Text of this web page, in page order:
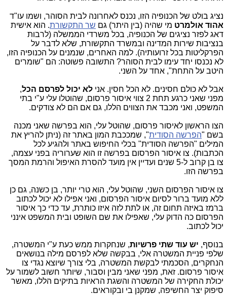
נציג בולט של הכנופיה הזו, נכנס לאחרונה לבית הסוהר, ושמו עו"ד
אהוד אולמרט מי שהיה (בין היתר) גם שר התקשורת. הוא אישית
דאג לפזר נציגים של הכנופיה, בכל משרדי הממשלה (לרבות
בנציבות שירות המדינה ובמשרד התקשורת, שלא לדבר על
הפרקליטות בכל זרועותיה). למה האחרים, שנמנים על הכנופיה הזו,
לא נכנסו יחד עימו לבית הסוהר? התשובה פשוטה: הם "שומרים
היטב על התחת", אחד על השני.
אבל לא כולם חסינים. לא הכל חסין. אני לא יכול לפרסם הכל,
מפני שאני כרגע תחת 2 צווי איסור פרסום, שהוטלו עלי ע"י בתי
המשפט, ואני מכבד את הצווים הללו, גם אם הם לא צודקים.
הצו הראשון לאיסור פרסום, שהוטל עלי, הוא בפרשה שאני מכנה
בשם "הפרשה הסודית", שמככבת המון באתר זה (ניתן להריץ את
המילים "הפרשה הסודית" בכלי החיפוש באתר ולהגיע לכל
הכתבות). צו איסור הפרסום בפרשה זו הוא שערוריה בפני עצמה,
צו בן קרוב ל-5 שנים ועדיין אין מועד להסרת האיפול והרמת המסך
בפרשה הזו.
צו איסור הפרסום השני, שהוטל עלי, הוא טרי יותר, בן כשנה, גם כן
ללא מועד ברור לסיום איסור הפרסום, ואני אפילו לא יכול לכתוב
ברמז באיזה תחום זה, או לתת לזה איזו כותרת, עד כדי כך איסור
הפרסום כה הדוק עלי, שאפילו את שם השופט ובית המשפט אינני
יכול לכתוב.
בנוסף, יש עוד שתי פרשיות, שנחקרות ממש כעת ע"י המשטרה,
שלפי פניית המשטרה אלי, בבקשה שלא לפרסם מילה בנושאים
הנחקרים, הסכמתי לבקשת המשטרה, בלי צורך שיוצא נגדי צו
איסור פרסום. זאת, מפני שאני מבין וסבור, שיותר חשוב לשמור על
יכולת החקירה של המשטרה והשגת הראיות בתיקים הללו, מאשר
סיפוק יצר החשיפה, שמקנן בי ובקוראים.